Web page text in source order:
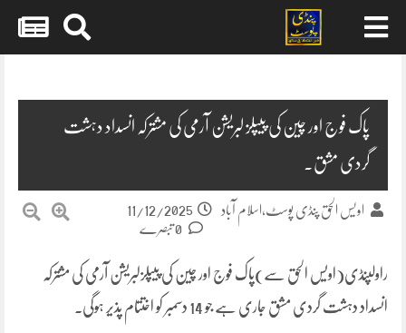
پاک فوج اور چین کی پیپلز لبریشن آرمی کی مشترکہ انسداد دہشت
گردی مشق۔
اویس الحق پنڈی پوسٹ،اسلام آباد
11/12/2025
راولپنڈی(اویس الحق سے)پاک فوج اور چین کی پیپلزلبریشن آرمی کی مشترکہ
انسداد دہشت گردی مشق جاری ہے جو 14 دسمبر کو اختتام پذیر ہوگی۔